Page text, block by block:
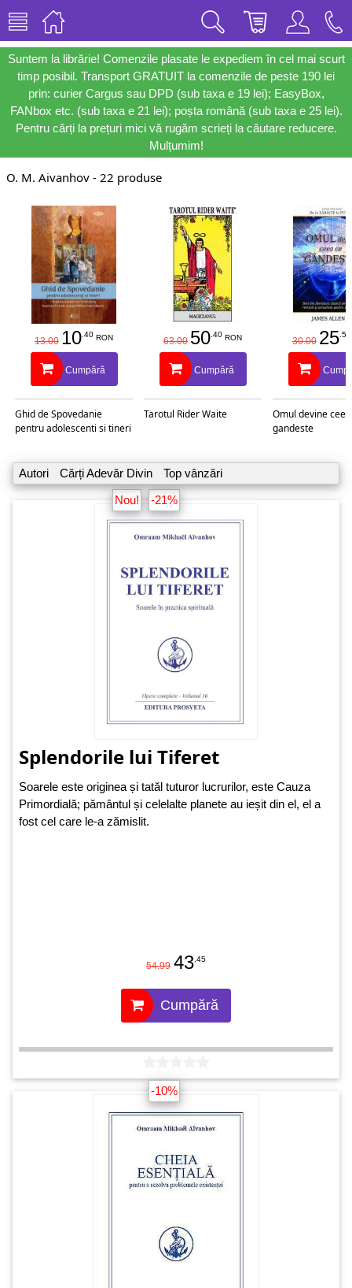
Suntem la librărie! Comenzile plasate le expediem în cel mai scurt
timp posibil. Transport GRATUIT la comenzile de peste 190 lei
prin: curier Cargus sau DPD (sub taxa e 19 lei); EasyBox,
FANbox etc. (sub taxa e 21 lei); poșta română (sub taxa e 25 lei).
Pentru cărți la prețuri mici vă rugăm scrieți la căutare reducere.
Mulțumim!
O. M. Aivanhov - 22 produse
13.00 10 .40 RON
Cumpără
Ghid de Spovedanie
pentru adolescenti si tineri
63.00 50 .40 RON
Cumpără
Tarotul Rider Waite
30.00 25 .50
Omul devine
gandeste
Autori Cărți Adevăr Divin
Top vânzări
-21%
Nou!
Splendorile lui Tiferet
Soarele este originea și tatăl tuturor lucrurilor, este Cauza
Primordială; pământul și celelalte planete au ieșit din el, el a
fost cel care le-a zămislit.
54.99 43 .45
Cumpără
-10%